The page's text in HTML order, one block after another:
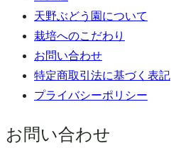
天野ぶどう園について
栽培へのこだわり
お問い合わせ
特定商取引法に基づく表記
プライバシーポリシー
お問い合わせ